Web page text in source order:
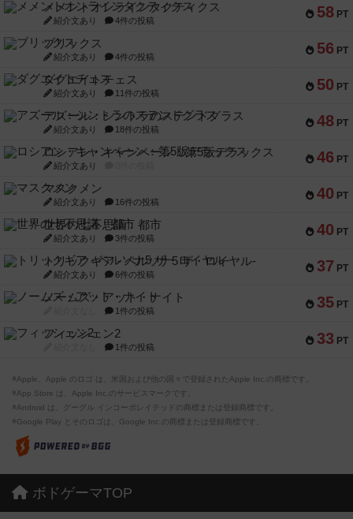
58 PT
メメントオンラインタクティクス
紹介文あり 4件の投稿
56 PT
ブリックス
紹介文あり 4件の投稿
50 PT
ダグエイトチェス
紹介文あり 11件の投稿
48 PT
アズール：シントラのステンドグラス
紹介文あり 18件の投稿
46 PT
ロシアン・キャンペーン：第5版デラックス
紹介文あり
40 PT
マスクメン
紹介文あり 16件の投稿
40 PT
世界の七不思議：都市
紹介文あり 3件の投稿
37 PT
トリックギア - ペルソナ5 ザ・ロイヤル-
紹介文あり 6件の投稿
35 PT
ノームズ・アット・ナイト
1件の投稿
33 PT
フィッシェン2
1件の投稿
※Apple、Apple のロゴ は、米国および他の国々で登録されたApple Inc.の商標です。
※App Store は、Apple Inc.のサービスマークです。
※Android は、グーグル インコーポレイテッドの商標または登録商標です。
※Google Play とそのロゴは、Google Inc.の商標または登録商標です。
ボドゲーマTOP